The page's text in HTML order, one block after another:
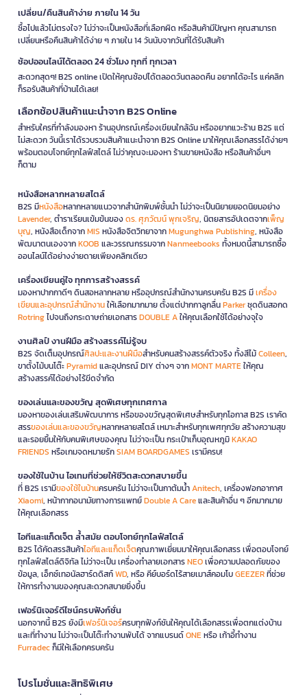
เปลี่ยน/คืนสินค้าง่าย ภายใน 14 วัน
ซื้อไปแล้วไม่ตรงใจ? ไม่ว่าจะเป็นหนังสือที่เลือกผิด หรือสินค้ามีปัญหา คุณสามารถ
เปลี่ยนหรือคืนสินค้าได้ง่าย ๆ ภายใน 14 วันนับจากวันที่ได้รับสินค้า
ช้อปออนไลน์ได้ตลอด 24 ชั่วโมง ทุกที่ ทุกเวลา
สะดวกสุดๆ! B2S online เปิดให้คุณช้อปได้ตลอดวันตลอดคืน อยากได้อะไร แค่คลิก
ก็รอรับสินค้าที่บ้านได้เลย!
เลือกช้อปสินค้าแนะนำจาก B2S Online
สำหรับใครที่กำลังมองหา ร้านอุปกรณ์เครื่องเขียนใกล้ฉัน หรืออยากแวะร้าน B2S แต่
ไม่สะดวก วันนี้เราได้รวบรวมสินค้าแนะนำจาก B2S Online มาให้คุณเลือกสรรได้ง่ายๆ
พร้อมตอบโจทย์ทุกไลฟ์สไตล์ ไม่ว่าคุณจะมองหา ร้านขายหนังสือ หรือสินค้าอื่นๆ
ก็ตาม
หนังสือหลากหลายสไตล์
B2S มีหนังสือหลากหลายแนวจากสำนักพิมพ์ชั้นนำ ไม่ว่าจะเป็นนิยายยอดนิยมอย่าง
Lavender, ตำราเรียนเข้มข้นของดร. ศุภวัฒน์ พุกเจริญ, นิตยสารอัปเดตจากเพ็ญ
บุญ, หนังสือเด็กจากMIS หนังสือจิตวิทยาจากMugunghwa Publishing, หนังสือ
พัฒนาตนเองจากKOOB และวรรณกรรมจากNanmeebooks ทั้งหมดนี้สามารถซื้อ
ออนไลน์ได้อย่างง่ายดายเพียงคลิกเดียว
เครื่องเขียนคู่ใจ ทุกการสร้างสรรค์
มองหาปากกาดีๆ ดินสอหลากหลาย หรืออุปกรณ์สำนักงานครบครัน B2S มีเครื่อง
เขียนและอุปกรณ์สำนักงานให้เลือกมากมาย ตั้งแต่ปากกาลูกลื่นParkerชุดดินสอกด
Rotringไปจนถึงกระดาษถ่ายเอกสารDOUBLE Aให้คุณเลือกใช้ได้อย่างจุใจ
งานศิลป์ งานฝีมือ สร้างสรรค์ไม่รู้จบ
B2S จัดเต็มอุปกรณ์ศิลปะและงานฝีมือสำหรับคนสร้างสรรค์ตัวจริง ทั้งสีไม้Colleen,
ขาตั้งไม้บนโต๊ะPyramidและอุปกรณ์ DIY ต่างๆ จากMONT MARTEให้คุณ
สร้างสรรค์ได้อย่างไร้ขีดจำกัด
ของเล่นและของขวัญ สุดพิเศษทุกเทศกาล
มองหาของเล่นเสริมพัฒนาการ หรือของขวัญสุดพิเศษสำหรับทุกโอกาส B2S เราคัด
สรรของเล่นและของขวัญหลากหลายสไตล์ เหมาะสำหรับทุกเพศทุกวัย สร้างความสุข
และรอยยิ้มให้กับคนพิเศษของคุณ ไม่ว่าจะเป็น กระเป๋าเก็บอุณหภูมิKAKAO
FRIENDS หรือเกมจดหมายรักSIAM BOARDGAMES เรามีครบ!
ของใช้ในบ้าน ไอเทมที่ช่วยให้ชีวิตสะดวกสบายขึ้น
ที่ B2S เรามีของใช้ในบ้านครบครัน ไม่ว่าจะเป็นกาต้มน้ำAnitech, เครื่องฟอกอากาศ
Xiaomi, หน้ากากอนามัยทางการแพทย์Double A Careและสินค้าอื่น ๆ อีกมากมาย
ให้คุณเลือกสรร
ไอทีและแก็ดเจ็ต ล้ำสมัย ตอบโจทย์ทุกไลฟ์สไตล์
B2S ได้คัดสรรสินค้าไอทีและแก็ดเจ็ตคุณภาพเยี่ยมมาให้คุณเลือกสรร เพื่อตอบโจทย์
ทุกไลฟ์สไตล์ดิจิทัล ไม่ว่าจะเป็น เครื่องทำลายเอกสารNEOเพื่อความปลอดภัยของ
ข้อมูล, เอ็กซ์เทอนัลฮาร์ดดิสก์WD, หรือ คีย์บอร์ดไร้สายเมาส์คอมโบGEEZERที่ช่วย
ให้การทำงานของคุณสะดวกสบายยิ่งขึ้น
เฟอร์นิเจอร์ดีไซน์ครบฟังก์ชั่น
นอกจากนี้ B2S ยังมีเฟอร์นิเจอร์ครบทุกฟังก์ชันให้คุณได้เลือกสรรเพื่อตกแต่งบ้าน
และที่ทำงาน ไม่ว่าจะเป็นโต๊ะทำงานพับได้ จากแบรนด์ONEหรือ เก้าอี้ทำงาน
Furradecก็มีให้เลือกครบครัน
โปรโมชั่นและสิทธิพิเศษ